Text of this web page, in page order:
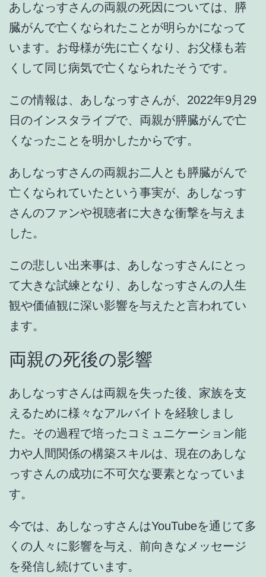
あしなっすさんの両親の死因については、 膵
臓がんで亡くなられたことが明らかになって
います。お母様が先に亡くなり、お父様も若
くして同じ病気で亡くなられたそうです。
この情報は、あしなっすさんが、2022年9月29
日のインスタライブで、両親が膵臓がんで亡
くなったことを明かしたからです。
あしなっすさんの両親お二人とも膵臓がんで
亡くなられていたという事実が、あしなっす
さんのファンや視聴者に大きな衝撃を与えま
した。
この悲しい出来事は、あしなっすさんにとっ
て大きな試練となり、あしなっすさんの 人生
観や価値観に深い影響を与えた と言われてい
ます。
両親の死後の影響
あしなっすさんは両親を失った後、 家族を支
えるために様々なアルバイトを経験 しまし
た。その過程で培ったコミュニケーション能
力や人間関係の構築スキルは、現在のあしな
っすさんの成功に不可欠な要素となっていま
す。
今では、あしなっすさんはYouTubeを通じて多
くの人々に影響を与え、前向きなメッセージ
を発信し続けています。